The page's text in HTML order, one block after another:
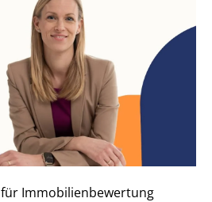
für Im­mo­bi­li­en­be­wer­tung